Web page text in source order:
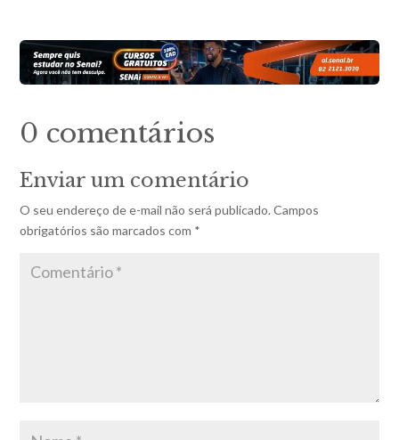
0 comentários
Enviar um comentário
O seu endereço de e-mail não será publicado. Campos
obrigatórios são marcados com *